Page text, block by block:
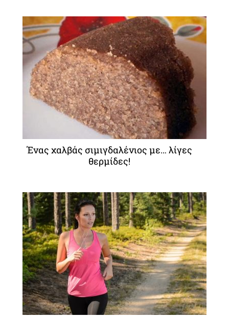
Ένας χαλβάς σιμιγδαλένιος με… λίγες
θερμίδες!